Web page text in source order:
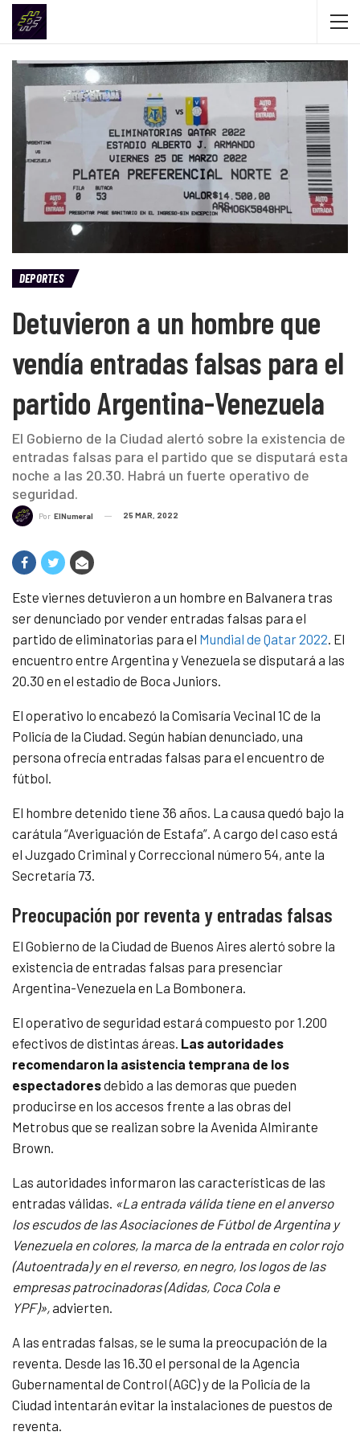
DEPORTES
Detuvieron a un hombre que
vendía entradas falsas para el
partido Argentina-Venezuela
El Gobierno de la Ciudad alertó sobre la existencia de
entradas falsas para el partido que se disputará esta
noche a las 20.30. Habrá un fuerte operativo de
seguridad.
Por ElNumeral 25 MAR, 2022
Este viernes detuvieron a un hombre en Balvanera tras
ser denunciado por vender entradas falsas para el
partido de eliminatorias para el Mundial de Qatar 2022. El
encuentro entre Argentina y Venezuela se disputará a las
20.30 en el estadio de Boca Juniors.
El operativo lo encabezó la Comisaría Vecinal 1C de la
Policía de la Ciudad. Según habían denunciado, una
persona ofrecía entradas falsas para el encuentro de
fútbol.
El hombre detenido tiene 36 años. La causa quedó bajo la
carátula “Averiguación de Estafa”. A cargo del caso está
el Juzgado Criminal y Correccional número 54, ante la
Secretaría 73.
Preocupación por reventa y entradas falsas
El Gobierno de la Ciudad de Buenos Aires alertó sobre la
existencia de entradas falsas para presenciar
Argentina-Venezuela en La Bombonera.
El operativo de seguridad estará compuesto por 1.200
efectivos de distintas áreas. Las autoridades
recomendaron la asistencia temprana de los
espectadoresdebido a las demoras que pueden
producirse en los accesos frente a las obras del
Metrobus que se realizan sobre la Avenida Almirante
Brown.
Las autoridades informaron las características de las
entradas válidas. «La entrada válida tiene en el anverso
los escudos de las Asociaciones de Fútbol de Argentina y
Venezuela en colores, la marca de la entrada en color rojo
(Autoentrada) y en el reverso, en negro, los logos de las
empresas patrocinadoras (Adidas, Coca Cola e
YPF)»,advierten.
A las entradas falsas, se le suma la preocupación de la
reventa. Desde las 16.30 el personal de la Agencia
Gubernamental de Control (AGC) y de la Policía de la
Ciudad intentarán evitar la instalaciones de puestos de
reventa.